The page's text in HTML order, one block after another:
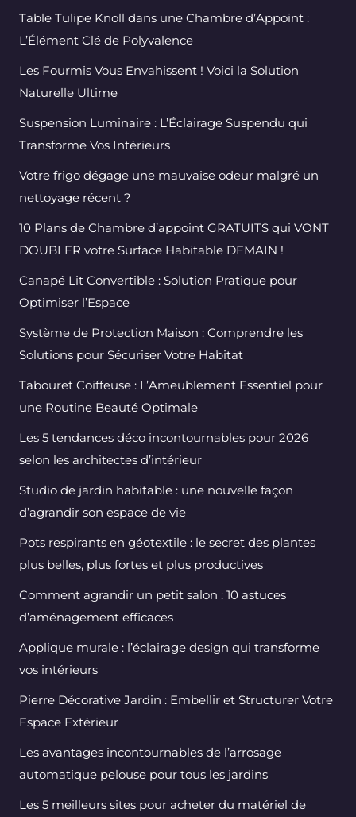
Table Tulipe Knoll dans une Chambre d’Appoint :
L’Élément Clé de Polyvalence
Les Fourmis Vous Envahissent ! Voici la Solution
Naturelle Ultime
Suspension Luminaire : L’Éclairage Suspendu qui
Transforme Vos Intérieurs
Votre frigo dégage une mauvaise odeur malgré un
nettoyage récent ?
10 Plans de Chambre d’appoint GRATUITS qui VONT
DOUBLER votre Surface Habitable DEMAIN !
Canapé Lit Convertible : Solution Pratique pour
Optimiser l’Espace
Système de Protection Maison : Comprendre les
Solutions pour Sécuriser Votre Habitat
Tabouret Coiffeuse : L’Ameublement Essentiel pour
une Routine Beauté Optimale
Les 5 tendances déco incontournables pour 2026
selon les architectes d’intérieur
Studio de jardin habitable : une nouvelle façon
d’agrandir son espace de vie
Pots respirants en géotextile : le secret des plantes
plus belles, plus fortes et plus productives
Comment agrandir un petit salon : 10 astuces
d’aménagement efficaces
Applique murale : l’éclairage design qui transforme
vos intérieurs
Pierre Décorative Jardin : Embellir et Structurer Votre
Espace Extérieur
Les avantages incontournables de l’arrosage
automatique pelouse pour tous les jardins
Les 5 meilleurs sites pour acheter du matériel de